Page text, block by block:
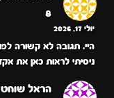
8
יולי 17, 2026
היי. תגובה לא קשורה
ניסיתי לראות כאן את
הראל שוחט